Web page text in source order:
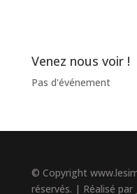
Venez nous voir !
Pas d'événement
© Copyright
réservés. | Réalisé par